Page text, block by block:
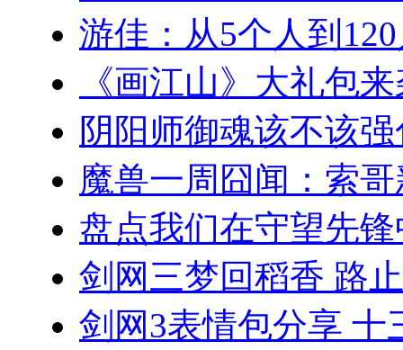
游佳：从5个人到
《画江山》大礼包
阴阳师御魂该不该
魔兽一周囧闻：索
盘点我们在守望先
剑网三梦回稻香 路
剑网3表情包分享 十